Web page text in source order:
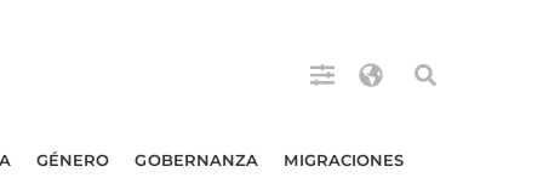
GÉNERO GOBERNANZA MIGRACIONES